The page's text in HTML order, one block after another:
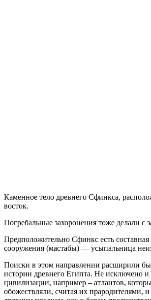
Каменное тело древнего Сфинкса,
восток.
Погребальные захоронения тоже делали с
Предположительно Сфинкс есть составная
сооружения (мастабы) — усыпальница
Поиски в этом направлении расширили
истории древнего Египта. Не исключено и
цивилизации, например – атлантов,
обожествляли, считая их прародителями,